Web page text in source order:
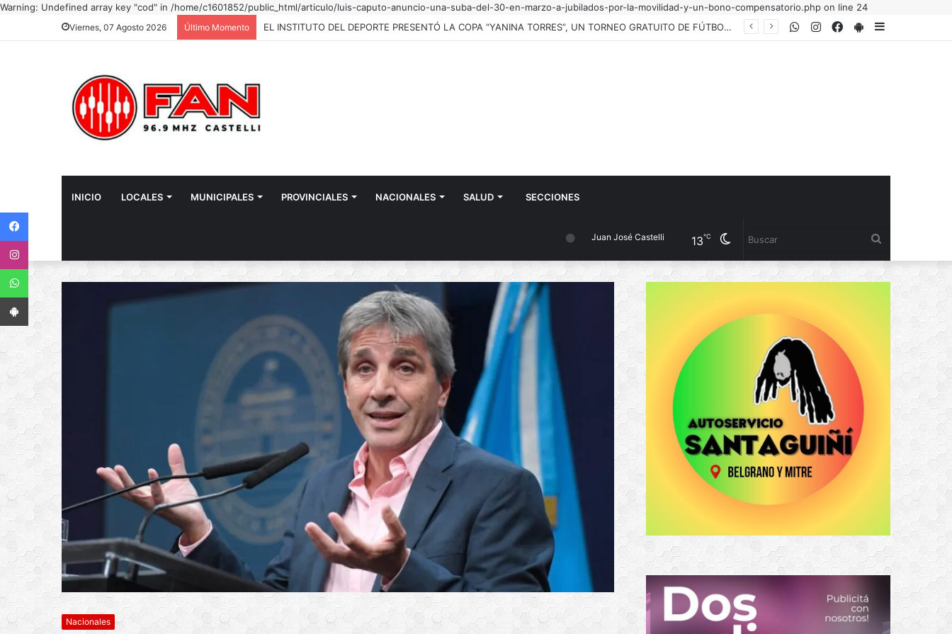
Warning: Undefined array key "cod" in /home/c1601852/public_html/articulo/luis-caputo-anuncio-una-suba-del-30-en-marzo-a-jubilados-por-la-movilidad-y-un-bono-compensatorio.php on line 24
Viernes, 07 Agosto 2026 Último Momento EL INSTITUTO DEL DEPORTE PRESENTÓ LA COPA “YANINA TORRES”, UN TORNEO GRATUITO DE FÚTBOL 5 FEMENINO PARA JUGADORAS AMATEURS PlayStore
Facebook
Instagram
WhatsApp
INICIO LOCALES MUNICIPALES PROVINCIALES NACIONALES SALUD SECCIONES
Cambiar
modo
Juan José Castelli 13℃
Nacionales
WhatsApp